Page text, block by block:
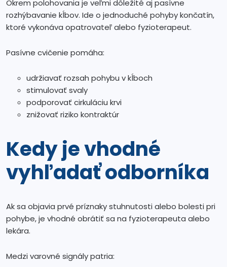
Okrem polohovania je veľmi dôležité aj pasívne
rozhýbavanie kĺbov. Ide o jednoduché pohyby končatín,
ktoré vykonáva opatrovateľ alebo fyzioterapeut.
Pasívne cvičenie pomáha:
udržiavať rozsah pohybu v kĺboch
stimulovať svaly
podporovať cirkuláciu krvi
znižovať riziko kontraktúr
Kedy je vhodné
vyhľadať odborníka
Ak sa objavia prvé príznaky stuhnutosti alebo bolesti pri
pohybe, je vhodné obrátiť sa na fyzioterapeuta alebo
lekára.
Medzi varovné signály patria: